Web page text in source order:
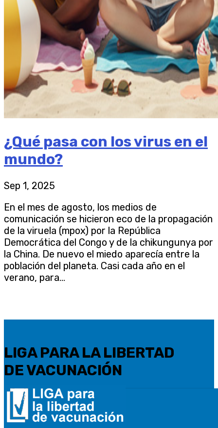
¿Qué pasa con los virus en el
mundo?
Sep 1, 2025
En el mes de agosto, los medios de
comunicación se hicieron eco de la propagación
de la viruela (mpox) por la República
Democrática del Congo y de la chikungunya por
la China. De nuevo el miedo aparecía entre la
población del planeta. Casi cada año en el
verano, para...
LIGA PARA LA LIBERTAD
DE VACUNACIÓN
N.º de inscripción en el Registro de
Asociaciones: 107.435